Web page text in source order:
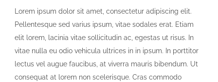
Lorem ipsum dolor sit amet, consectetur adipiscing elit.
Pellentesque sed varius ipsum, vitae sodales erat. Etiam
elit lorem, lacinia vitae sollicitudin ac, egestas ut risus. In
vitae nulla eu odio vehicula ultrices in in ipsum. In porttitor
lectus vel augue faucibus, at viverra mauris bibendum. Ut
consequat at lorem non scelerisque. Cras commodo